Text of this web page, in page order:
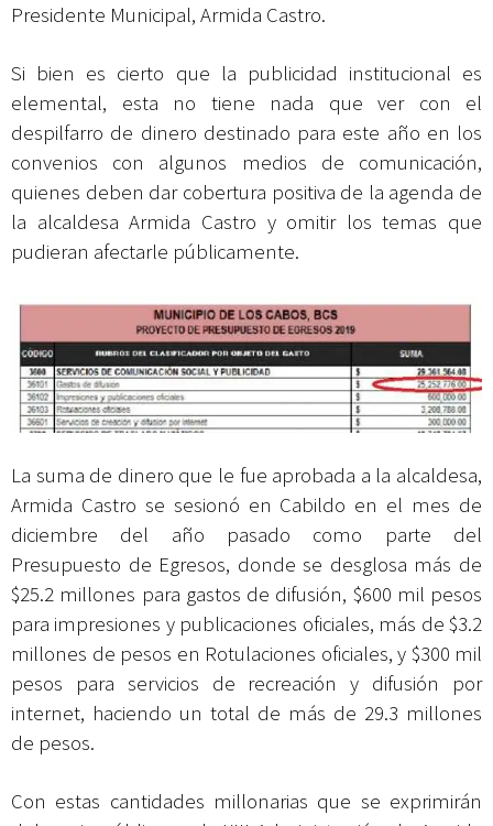
Presidente Municipal, Armida Castro.
Si bien es cierto que la publicidad institucional es
elemental, esta no tiene nada que ver con el
despilfarro de dinero destinado para este año en los
convenios con algunos medios de comunicación,
quienes deben dar cobertura positiva de la agenda de
la alcaldesa Armida Castro y omitir los temas que
pudieran afectarle públicamente.
La suma de dinero que le fue aprobada a la alcaldesa,
Armida Castro se sesionó en Cabildo en el mes de
diciembre del año pasado como parte del
Presupuesto de Egresos, donde se desglosa más de
$25.2 millones para gastos de difusión, $600 mil pesos
para impresiones y publicaciones oficiales, más de $3.2
millones de pesos en Rotulaciones oficiales, y $300 mil
pesos para servicios de recreación y difusión por
internet, haciendo un total de más de 29.3 millones
de pesos.
Con estas cantidades millonarias que se exprimirán